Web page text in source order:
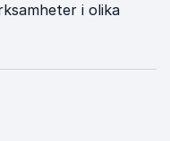
i olika